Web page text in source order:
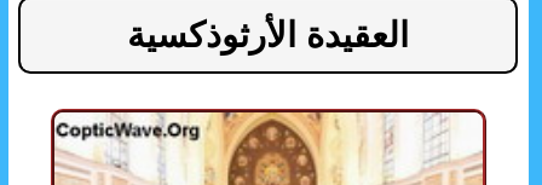
العقيدة الأرثوذكسية